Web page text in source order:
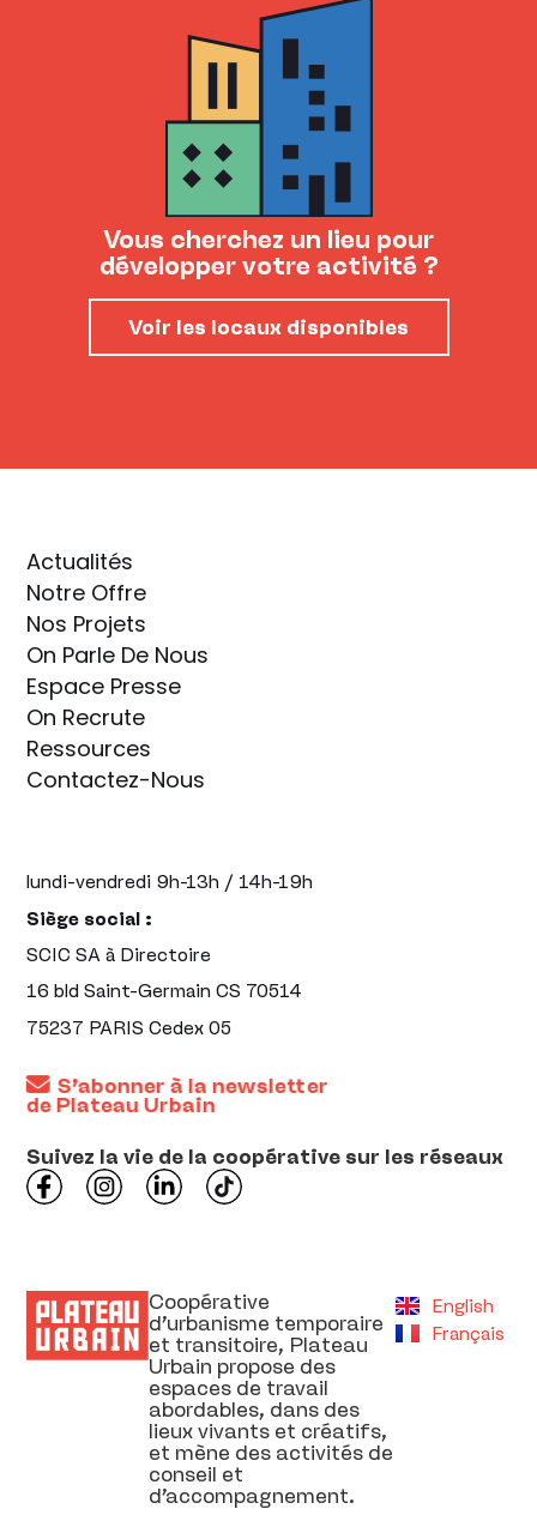
Vous cherchez un lieu pour
développer votre activité ?
Voir les locaux disponibles
Coopérative
d’urbanisme temporaire
et transitoire, Plateau
Urbain propose des
espaces de travail
abordables, dans des
lieux vivants et créatifs,
et mène des activités de
conseil et
d’accompagnement.
English
Français
lundi-vendredi 9h-13h / 14h-19h
Siège social :
SCIC SA à Directoire
16 bld Saint-Germain CS 70514
75237 PARIS Cedex 05
S’abonner à la newsletter
de Plateau Urbain
Suivez la vie de la coopérative sur les réseaux
Actualités
Notre Offre
Nos Projets
On Parle De Nous
Espace Presse
On Recrute
Ressources
Contactez-Nous